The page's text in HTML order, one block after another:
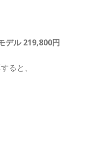
デル 219,800円
ると、